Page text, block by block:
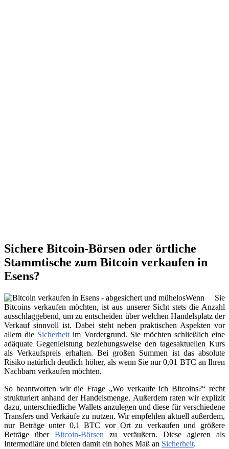
Sichere Bitcoin-Börsen oder örtliche
Stammtische zum Bitcoin verkaufen in
Esens?
Wenn Sie
Bitcoins verkaufen möchten, ist aus unserer Sicht stets die Anzahl
ausschlaggebend, um zu entscheiden über welchen Handelsplatz der
Verkauf sinnvoll ist. Dabei steht neben praktischen Aspekten vor
allem die Sicherheit im Vordergrund. Sie möchten schließlich eine
adäquate Gegenleistung beziehungsweise den tagesaktuellen Kurs
als Verkaufspreis erhalten. Bei großen Summen ist das absolute
Risiko natürlich deutlich höher, als wenn Sie nur 0,01 BTC an Ihren
Nachbarn verkaufen möchten.
So beantworten wir die Frage „Wo verkaufe ich Bitcoins?“ recht
strukturiert anhand der Handelsmenge. Außerdem raten wir explizit
dazu, unterschiedliche Wallets anzulegen und diese für verschiedene
Transfers und Verkäufe zu nutzen. Wir empfehlen aktuell außerdem,
nur Beträge unter 0,1 BTC vor Ort zu verkaufen und größere
Beträge überBitcoin-Börsen zu veräußern. Diese agieren als
Intermediäre und bieten damit ein hohes Maß an Sicherheit.